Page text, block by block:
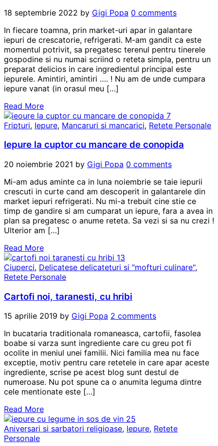
18 septembrie 2022 by Gigi Popa 0 comments
In fiecare toamna, prin market-uri apar in galantare
iepuri de crescatorie, refrigerati. M-am gandit ca este
momentul potrivit, sa pregatesc terenul pentru tinerele
gospodine si nu numai scriind o reteta simpla, pentru un
preparat delicios in care ingredientul principal este
iepurele. Amintiri, amintiri …. ! Nu am de unde cumpara
iepure vanat (in orasul meu […]
Read More
Fripturi, Iepure, Mancaruri si mancarici, Retete Personale
Iepure la cuptor cu mancare de conopida
20 noiembrie 2021 by Gigi Popa 0 comments
Mi-am adus aminte ca in luna noiembrie se taie iepurii
crescuti in curte cand am descoperit in galantarele din
market iepuri refrigerati. Nu mi-a trebuit cine stie ce
timp de gandire si am cumparat un iepure, fara a avea in
plan sa pregatesc o anume reteta. Sa vezi si sa nu crezi !
Ulterior am […]
Read More
Ciuperci, Delicatese delicateturi si "mofturi culinare",
Retete Personale
Cartofi noi, taranesti, cu hribi
15 aprilie 2019 by Gigi Popa 2 comments
In bucataria traditionala romaneasca, cartofii, fasolea
boabe si varza sunt ingrediente care cu greu pot fi
ocolite in meniul unei familii. Nici familia mea nu face
exceptie, motiv pentru care retetele in care apar aceste
ingrediente, scrise pe acest blog sunt destul de
numeroase. Nu pot spune ca o anumita leguma dintre
cele mentionate este […]
Read More
Aniversari si sarbatori religioase, Iepure, Retete
Personale